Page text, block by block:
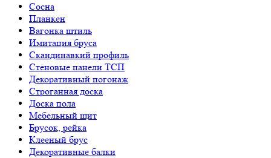
Сосна
Планкен
Вагонка штиль
Имитация бруса
Скандинавкий профиль
Стеновые панели ТСП
Декоративный погонаж
Строганная доска
Доска пола
Мебельный щит
Брусок, рейка
Клееный брус
Декоративные балки